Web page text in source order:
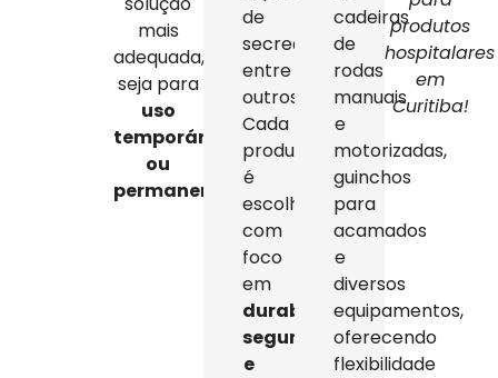
mais
adequada,
seja para
uso
temporário
ou
permanente
de
secreção,
entre
outros.
Cada
produto
é
escolhido
com
foco
em
durabilidade,
segurança
e
cadeiras
de
rodas
manuais
e
motorizadas,
guinchos
para
acamados
e
diversos
equipamentos,
oferecendo
flexibilidade
produtos
hospitalares
em
Curitiba!